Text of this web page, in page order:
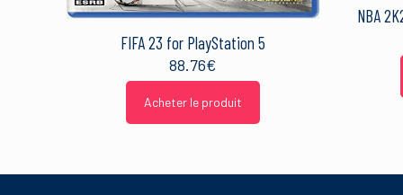
FIFA 23 for PlayStation 5
88.76€
Acheter le produit
NBA